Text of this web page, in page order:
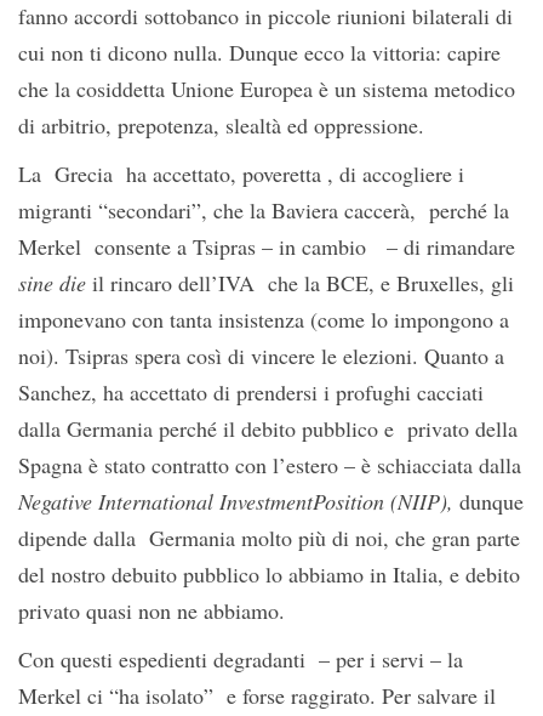
fanno accordi sottobanco in piccole riunioni bilaterali di
cui non ti dicono nulla. Dunque ecco la vittoria: capire
che la cosiddetta Unione Europea è un sistema metodico
di arbitrio, prepotenza, slealtà ed oppressione.
La Grecia ha accettato, poveretta , di accogliere i
migranti “secondari”, che la Baviera caccerà, perché la
Merkel consente a Tsipras – in cambio – di rimandare
sine die il rincaro dell’IVA che la BCE, e Bruxelles, gli
imponevano con tanta insistenza (come lo impongono a
noi). Tsipras spera così di vincere le elezioni. Quanto a
Sanchez, ha accettato di prendersi i profughi cacciati
dalla Germania perché il debito pubblico e privato della
Spagna è stato contratto con l’estero – è schiacciata dalla
Negative International InvestmentPosition (NIIP), dunque
dipende dalla Germania molto più di noi, che gran parte
del nostro debuito pubblico lo abbiamo in Italia, e debito
privato quasi non ne abbiamo.
Con questi espedienti degradanti – per i servi – la
Merkel ci “ha isolato” e forse raggirato. Per salvare il